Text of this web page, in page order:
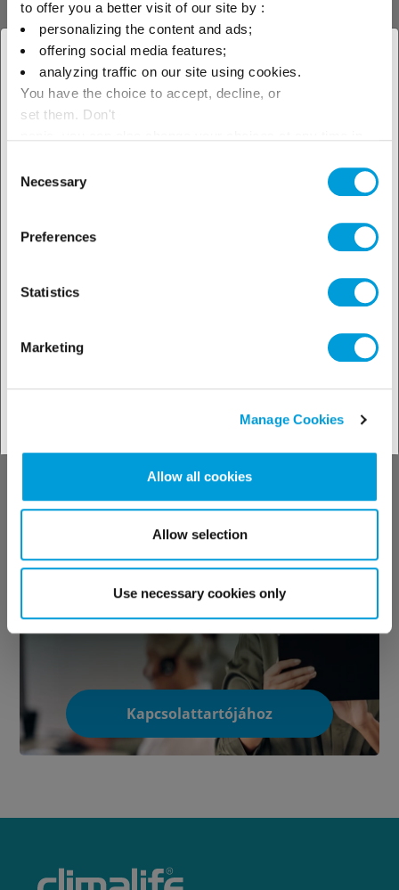
to offer you a better visit of our site by :
personalizing the content and ads;
offering social media features;
analyzing traffic on our site using cookies.
You have the choice to accept, decline, or
set them. Don't
Selection
Necessary
Preferences
Statistics
Marketing
Manage Cookies
Allow all cookies
Allow selection
Use necessary cookies only
× Bezár
Adja meg tartózkodási helyét
termékeinket!
műszaki
támogatásunkat!
Műszaki eszközeinkhez
Kapcsolat
Kapcsolattartójához